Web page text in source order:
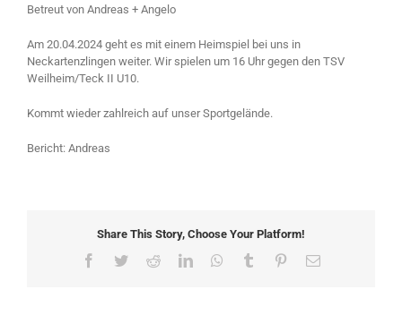
Betreut von Andreas + Angelo
Am 20.04.2024 geht es mit einem Heimspiel bei uns in
Neckartenzlingen weiter. Wir spielen um 16 Uhr gegen den TSV
Weilheim/Teck II U10.
Kommt wieder zahlreich auf unser Sportgelände.
Bericht: Andreas
Share This Story, Choose Your Platform!
Facebook
TwitterRedditLinkedInWhatsApp
Tumblr PinterestEmail